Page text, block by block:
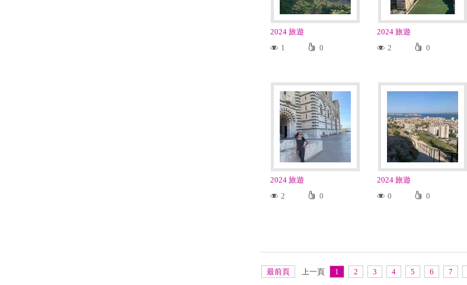
2024 旅遊
1
0
2024 旅遊
2
0
2024 旅遊
2
0
2024 旅遊
0
0
最前頁 上一頁 1 2 3 4 5 6 7